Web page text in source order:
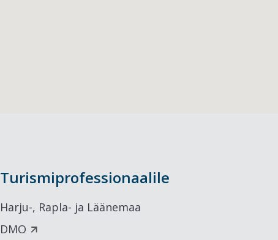
Turismiprofessionaalile
Harju-, Rapla- ja Läänemaa
DMO